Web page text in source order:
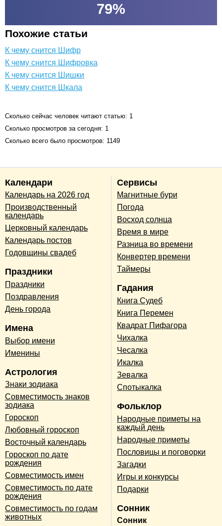
79%
Похожие статьи
К чему снится Шифр
К чему снится Шифровка
К чему снится Шишки
К чему снится Шкала
Сколько сейчас человек читают статью: 1
Сколько просмотров за сегодня: 1
Сколько всего было просмотров: 1149
Календари
Календарь на 2026 год
Производственный
календарь
Церковный календарь
Календарь постов
Годовщины свадеб
Праздники
Праздники
Поздравления
День города
Имена
Выбор имени
Именины
Астрология
Знаки зодиака
Совместимость знаков
зодиака
Гороскоп
Любовный гороскоп
Восточный календарь
Гороскоп по дате
рождения
Совместимость имен
Совместимость по дате
рождения
Совместимость по годам
животных
Сервисы
Магнитные бури
Погода
Восход солнца
Время в мире
Разница во времени
Конвертер времени
Таймеры
Гадания
Книга Судеб
Книга Перемен
Квадрат Пифагора
Чихалка
Чесалка
Икалка
Зевалка
Спотыкалка
Фольклор
Народные приметы на
каждый день
Народные приметы
Пословицы и поговорки
Загадки
Игры и конкурсы
Подарки
Сонник
Сонник